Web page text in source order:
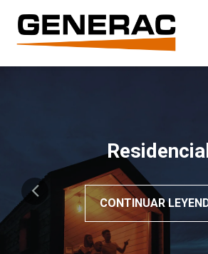
Residencial
CONTINUAR